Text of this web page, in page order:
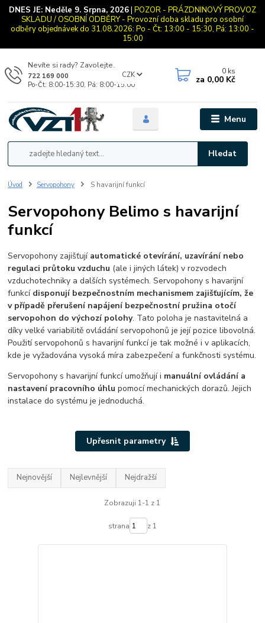
DNES JE: Neděle 9. Srpna, 2026| POZOR - PRÁZDNINOVÝ PROVOZ
SKLADU / OSOBNÍ ODBĚRY - Provozní doba skladu pro osobní
odběry objednávek do 31.08.2026: Po - Čt: 13:00 - 15:30, Pá: 13:00 -
15:00
Menu
CZK
Hledat
Nevíte si rady? Zavolejte.
722 169 000
Po-Čt: 8:00-15:30, Pá: 8:00-15:00
0 ks
za 0,00 Kč
Úvod Servopohony S havarijní funkcí
Servopohony Belimo s havarijní
funkcí
Servopohony zajišťují automatické otevírání, uzavírání nebo
regulaci průtoku vzduchu (ale i jiných látek) v rozvodech
vzduchotechniky a dalších systémech. Servopohony s havarijní
funkcí disponují bezpečnostním mechanismem zajišťujícím, že
v případě přerušení napájení bezpečnostní pružina otočí
servopohon do výchozí polohy. Tato poloha je nastavitelná a
díky velké variabilitě ovládání servopohonů je její pozice libovolná.
Použití servopohonů s havarijní funkcí je tak možné i v aplikacích,
kde je vyžadována vysoká míra zabezpečení a funkčnosti systému.
Servopohony s havarijní funkcí umožňují i manuální ovládání a
nastavení pracovního úhlu pomocí mechanických dorazů. Jejich
instalace do systému je jednoduchá.
Upřesnit parametry
Nejnovější Nejlevnější Nejdražší
Zobrazuji 1-1 z 1
strana z 1